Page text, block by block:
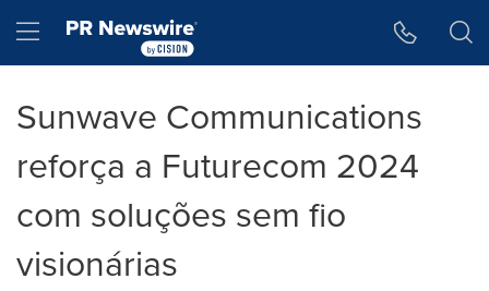
Hamburger menu
Sunwave Communications
reforça a Futurecom 2024
com soluções sem fio
visionárias